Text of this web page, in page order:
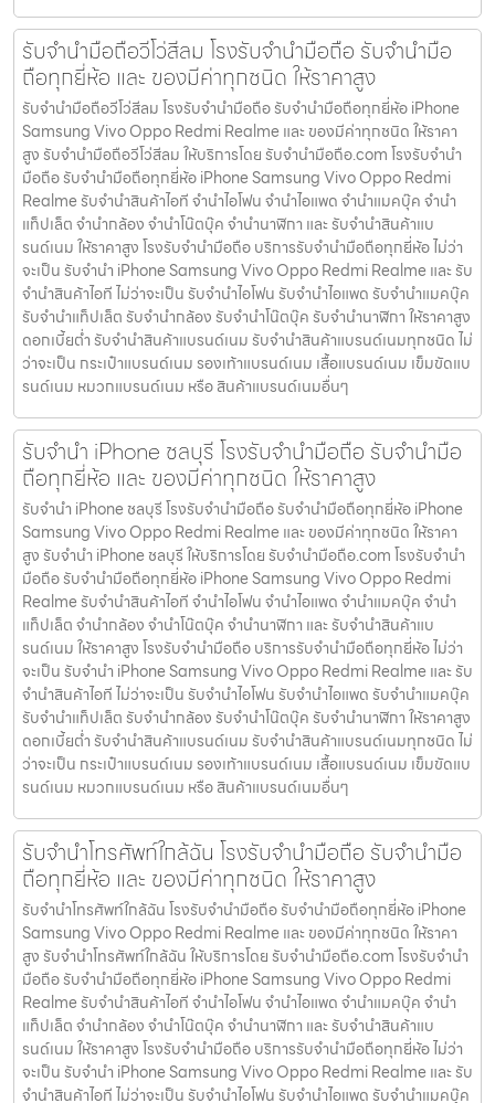
รับจำนำมือถือวีโว่สีลม โรงรับจำนำมือถือ รับจำนำมือ
ถือทุกยี่ห้อ และ ของมีค่าทุกชนิด ให้ราคาสูง
รับจำนำมือถือวีโว่สีลม โรงรับจำนำมือถือ รับจำนำมือถือทุกยี่ห้อ iPhone
Samsung Vivo Oppo Redmi Realme และ ของมีค่าทุกชนิด ให้ราคา
สูง รับจำนำมือถือวีโว่สีลม ให้บริการโดย รับจํานํามือถือ.com โรงรับจำนำ
มือถือ รับจำนำมือถือทุกยี่ห้อ iPhone Samsung Vivo Oppo Redmi
Realme รับจำนำสินค้าไอที จำนำไอโฟน จำนำไอแพด จำนำแมคบุ๊ค จำนำ
แท็ปเล็ต จำนำกล้อง จำนำโน๊ตบุ๊ค จำนำนาฬิกา และ รับจำนำสินค้าแบ
รนด์เนม ให้ราคาสูง โรงรับจำนำมือถือ บริการรับจำนำมือถือทุกยี่ห้อ ไม่ว่า
จะเป็น รับจำนำ iPhone Samsung Vivo Oppo Redmi Realme และ รับ
จำนำสินค้าไอที ไม่ว่าจะเป็น รับจำนำไอโฟน รับจำนำไอแพด รับจำนำแมคบุ๊ค
รับจำนำแท็ปเล็ต รับจำนำกล้อง รับจำนำโน๊ตบุ๊ค รับจำนำนาฬิกา ให้ราคาสูง
ดอกเบี้ยต่ำ รับจำนำสินค้าแบรนด์เนม รับจำนำสินค้าแบรนด์เนมทุกชนิด ไม่
ว่าจะเป็น กระเป๋าแบรนด์เนม รองเท้าแบรนด์เนม เสื้อแบรนด์เนม เข็มขัดแบ
รนด์เนม หมวกแบรนด์เนม หรือ สินค้าแบรนด์เนมอื่นๆ
รับจำนำ iPhone ชลบุรี โรงรับจำนำมือถือ รับจำนำมือ
ถือทุกยี่ห้อ และ ของมีค่าทุกชนิด ให้ราคาสูง
รับจำนำ iPhone ชลบุรี โรงรับจำนำมือถือ รับจำนำมือถือทุกยี่ห้อ iPhone
Samsung Vivo Oppo Redmi Realme และ ของมีค่าทุกชนิด ให้ราคา
สูง รับจำนำ iPhone ชลบุรี ให้บริการโดย รับจํานํามือถือ.com โรงรับจำนำ
มือถือ รับจำนำมือถือทุกยี่ห้อ iPhone Samsung Vivo Oppo Redmi
Realme รับจำนำสินค้าไอที จำนำไอโฟน จำนำไอแพด จำนำแมคบุ๊ค จำนำ
แท็ปเล็ต จำนำกล้อง จำนำโน๊ตบุ๊ค จำนำนาฬิกา และ รับจำนำสินค้าแบ
รนด์เนม ให้ราคาสูง โรงรับจำนำมือถือ บริการรับจำนำมือถือทุกยี่ห้อ ไม่ว่า
จะเป็น รับจำนำ iPhone Samsung Vivo Oppo Redmi Realme และ รับ
จำนำสินค้าไอที ไม่ว่าจะเป็น รับจำนำไอโฟน รับจำนำไอแพด รับจำนำแมคบุ๊ค
รับจำนำแท็ปเล็ต รับจำนำกล้อง รับจำนำโน๊ตบุ๊ค รับจำนำนาฬิกา ให้ราคาสูง
ดอกเบี้ยต่ำ รับจำนำสินค้าแบรนด์เนม รับจำนำสินค้าแบรนด์เนมทุกชนิด ไม่
ว่าจะเป็น กระเป๋าแบรนด์เนม รองเท้าแบรนด์เนม เสื้อแบรนด์เนม เข็มขัดแบ
รนด์เนม หมวกแบรนด์เนม หรือ สินค้าแบรนด์เนมอื่นๆ
รับจำนำโทรศัพท์ใกล้ฉัน โรงรับจำนำมือถือ รับจำนำมือ
ถือทุกยี่ห้อ และ ของมีค่าทุกชนิด ให้ราคาสูง
รับจำนำโทรศัพท์ใกล้ฉัน โรงรับจำนำมือถือ รับจำนำมือถือทุกยี่ห้อ iPhone
Samsung Vivo Oppo Redmi Realme และ ของมีค่าทุกชนิด ให้ราคา
สูง รับจำนำโทรศัพท์ใกล้ฉัน ให้บริการโดย รับจํานํามือถือ.com โรงรับจำนำ
มือถือ รับจำนำมือถือทุกยี่ห้อ iPhone Samsung Vivo Oppo Redmi
Realme รับจำนำสินค้าไอที จำนำไอโฟน จำนำไอแพด จำนำแมคบุ๊ค จำนำ
แท็ปเล็ต จำนำกล้อง จำนำโน๊ตบุ๊ค จำนำนาฬิกา และ รับจำนำสินค้าแบ
รนด์เนม ให้ราคาสูง โรงรับจำนำมือถือ บริการรับจำนำมือถือทุกยี่ห้อ ไม่ว่า
จะเป็น รับจำนำ iPhone Samsung Vivo Oppo Redmi Realme และ รับ
จำนำสินค้าไอที ไม่ว่าจะเป็น รับจำนำไอโฟน รับจำนำไอแพด รับจำนำแมคบุ๊ค